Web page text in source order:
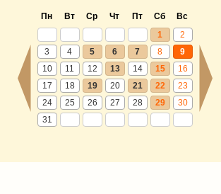
Пн Вт Ср Чт Пт Сб
Вс
1
2
3
4 5 6 7 8
9
10
11 12 13 14 15
16
17
18 19 20 21 22
23
24
25 26 27 28 29
30
31